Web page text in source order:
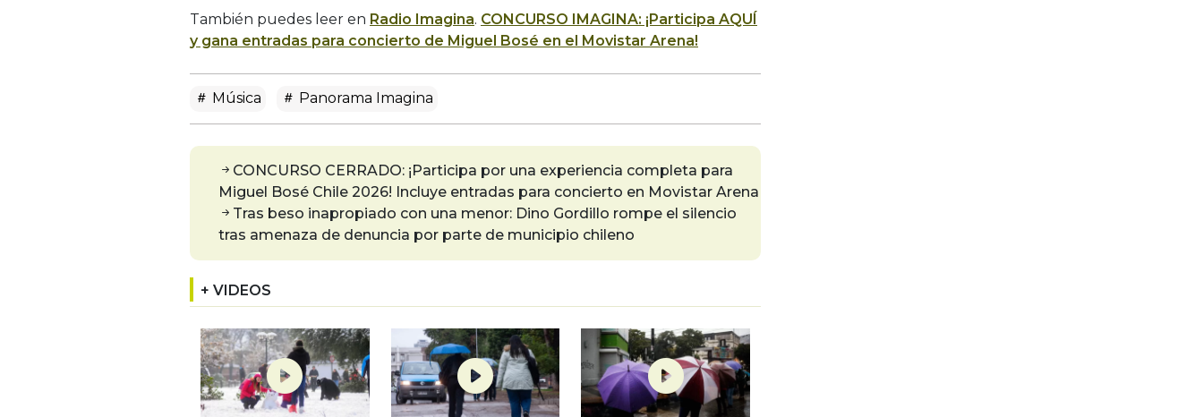
También puedes leer en Radio Imagina. CONCURSO IMAGINA: ¡Participa AQUÍ
y gana entradas para concierto de Miguel Bosé en el Movistar Arena!
Música Panorama Imagina
CONCURSO CERRADO: ¡Participa por una experiencia completa para
Miguel Bosé Chile 2026! Incluye entradas para concierto en Movistar Arena
Tras beso inapropiado con una menor: Dino Gordillo rompe el silencio
tras amenaza de denuncia por parte de municipio chileno
+ VIDEOS